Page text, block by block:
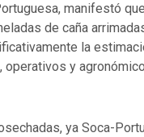
manifestó
de caña
la
operativos y
ya Soca-